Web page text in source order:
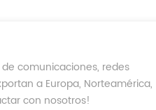
comunicaciones, redes
a Europa, Norteamérica,
con nosotros!